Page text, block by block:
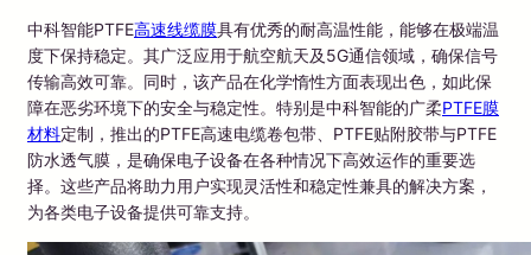
中科智能PTFE高速线缆膜具有优秀的耐高温性能，能够在极端温
度下保持稳定。其广泛应用于航空航天及5G通信领域，确保信号
传输高效可靠。同时，该产品在化学惰性方面表现出色，如此保
障在恶劣环境下的安全与稳定性。特别是中科智能的广柔PTFE膜
材料定制，推出的PTFE高速电缆卷包带、PTFE贴附胶带与PTFE
防水透气膜，是确保电子设备在各种情况下高效运作的重要选
择。这些产品将助力用户实现灵活性和稳定性兼具的解决方案，
为各类电子设备提供可靠支持。